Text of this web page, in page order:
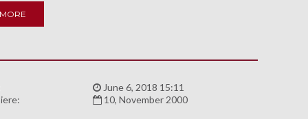
June 6, 2018 15:11
10, November 2000